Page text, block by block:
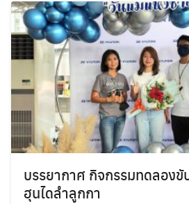
บรรยากาศ กิจกรรมทดลอง
ฮุนไดลำลูกกา